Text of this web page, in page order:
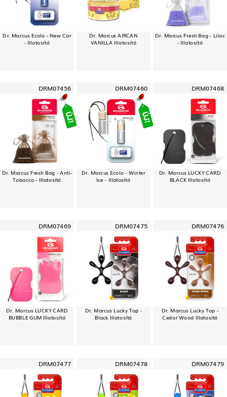
Dr. Marcus Ecolo - New Car
- Illatosító
Dr. Marcus AIRCAN
VANILLA Illatosító
Dr. Marcus Fresh Bag - Lilac
- Illatosító
DRM07456
Dr. Marcus Fresh Bag - Anti-
Tobacco - Illatosító
DRM07460
Dr. Marcus Ecolo - Winter
Ice - Illatosító
DRM07468
Dr. Marcus LUCKY CARD
BLACK Illatosító
DRM07469
Dr. Marcus LUCKY CARD
BUBBLE GUM Illatosító
DRM07475
Dr. Marcus Lucky Top -
Black Illatosító
DRM07476
Dr. Marcus Lucky Top -
Cedar Wood Illatosító
DRM07477 DRM07478 DRM07479